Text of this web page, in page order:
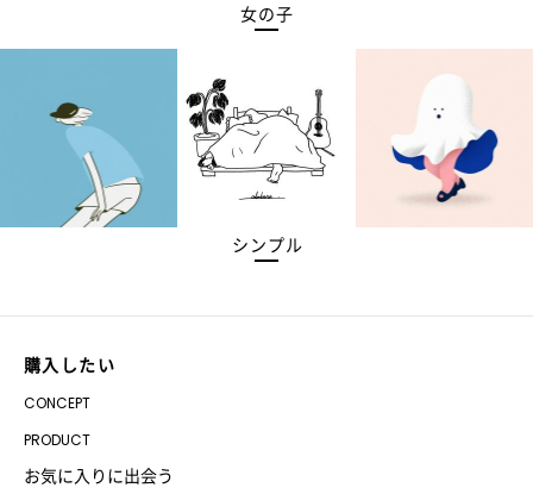
女の子
シンプル
購入したい
CONCEPT
PRODUCT
お気に入りに出会う